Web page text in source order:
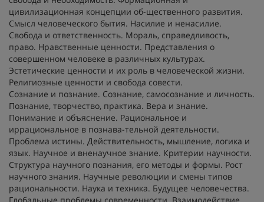
цивилизационная концепции об-щественного развития.
Смысл человеческого бытия. Насилие и ненасилие.
Свобода и ответственность. Мораль, справедливость,
право. Нравственные ценности. Представления о
совершенном человеке в различных культурах.
Эстетические ценности и их роль в человеческой жизни.
Религиозные ценности и свобода совести.
Сознание и познание. Сознание, самосознание и личность.
Познание, творчество, практика. Вера и знание.
Понимание и объяснение. Рациональное и
иррациональное в познава-тельной деятельности.
Проблема истины. Действительность, мышление, логика и
язык. Научное и вненаучное знание. Критерии научности.
Структура научного познания, его методы и формы. Рост
научного знания. Научные революции и смены типов
рациональности. Наука и техника. Будущее человечества.